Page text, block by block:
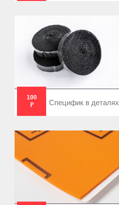
100
Р
Специфик в деталях